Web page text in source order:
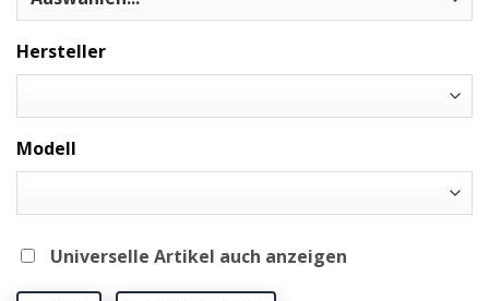
Hersteller
Modell
Universelle Artikel auch anzeigen